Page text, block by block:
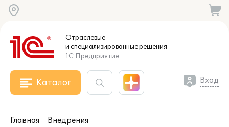
Отраслевые
и специализированныерешения
1С:Предприятие
Каталог Вход
Главная
Внедрения